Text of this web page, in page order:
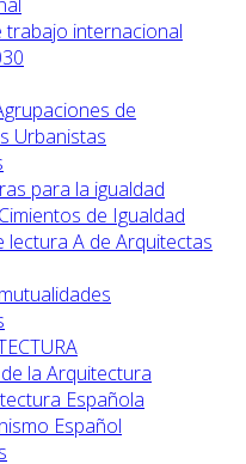
trabajo internacional
de
Urbanistas
para la igualdad
de Igualdad
lectura A de Arquitectas
la Arquitectura
Española
Español